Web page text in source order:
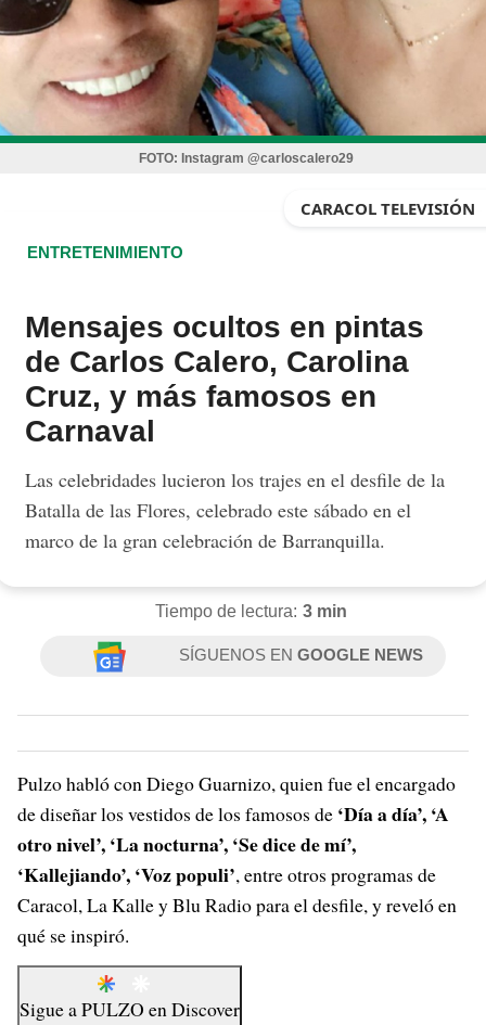
FOTO: Instagram @carloscalero29
CARACOL TELEVISIÓN
ENTRETENIMIENTO
Mensajes ocultos en pintas
de Carlos Calero, Carolina
Cruz, y más famosos en
Carnaval
Las celebridades lucieron los trajes en el desfile de la
Batalla de las Flores, celebrado este sábado en el
marco de la gran celebración de Barranquilla.
Tiempo de lectura: 3 min
SÍGUENOS ENGOOGLE NEWS
Pulzo habló con Diego Guarnizo, quien fue el encargado
de diseñar los vestidos de los famosos de ‘Día a día’, ‘A
otro nivel’, ‘La nocturna’, ‘Se dice de mí’,
‘Kallejiando’, ‘Voz populi’, entre otros programas de
Caracol, La Kalle y Blu Radio para el desfile, y reveló en
qué se inspiró.
Sigue aPULZO enDiscover